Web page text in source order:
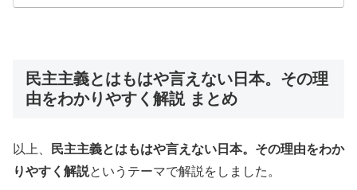
民主主義とはもはや言えない日本。その理
由をわかりやすく解説 まとめ
以上、
民主主義とはもはや言えない日本。その理由をわか
りやすく解説というテーマで解説をしました。